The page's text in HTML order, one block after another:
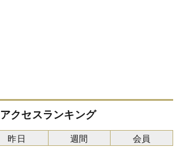
アクセスランキング
昨日 週間 会員